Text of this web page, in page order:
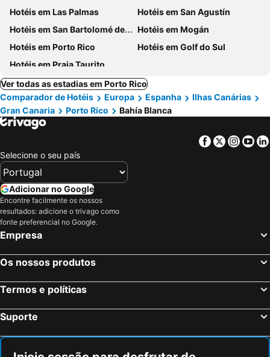
Hotéis em Las Palmas
Hotéis em San Agustín
Hotéis em San Bartolomé de Tirajana
Hotéis em Mogán
Hotéis em Porto Rico
Hotéis em Golf do Sul
Hotéis em Praia Taurito
Ver todas as estadias em Porto Rico
Comparador de Hotéis
Europa Espanha
Ilhas Canárias
Gran Canaria
Porto Rico Bahía Blanca
Facebook
Twitter
Selecione o seu país
Adicionar no Google
Encontre facilmente os nossos
resultados: adicione o trivago como
fonte preferencial no Google.
Empresa
Os nossos produtos
Termos e políticas
Suporte